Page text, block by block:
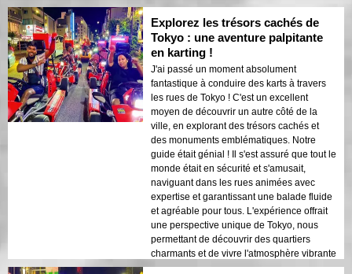
capturant habilement nos meilleurs
moments sur fond de la magnifique skyline
de Tokyo. C'est une activité incontournable
pour quiconque visite Tokyo et cherche une
manière unique et excitante d'explorer la
ville. C'est un mélange parfait d'aventure,
de visites et de plaisir, le tout dans le cadre
d'une visite sécurisée et bien organisée.
Nous recommandons vivement cette
expérience à quiconque cherchant une
aventure inoubliable à Tokyo. C'est une
excellente façon de découvrir la ville sous
un angle unique et de créer des souvenirs
durables. La combinaison d'un
encadrement expert, de paysages
époustouflants et de karting palpitant a fait
de cela un moment fort de notre voyage.
Explorez les trésors cachés de
Tokyo : une aventure palpitante
en karting !
J'ai passé un moment absolument
fantastique à conduire des karts à travers
les rues de Tokyo ! C'est un excellent
moyen de découvrir un autre côté de la
ville, en explorant des trésors cachés et
des monuments emblématiques. Notre
guide était génial ! Il s'est assuré que tout le
monde était en sécurité et s'amusait,
naviguant dans les rues animées avec
expertise et garantissant une balade fluide
et agréable pour tous. L'expérience offrait
une perspective unique de Tokyo, nous
permettant de découvrir des quartiers
charmants et de vivre l'atmosphère vibrante
de la ville de près. Le comportement amical